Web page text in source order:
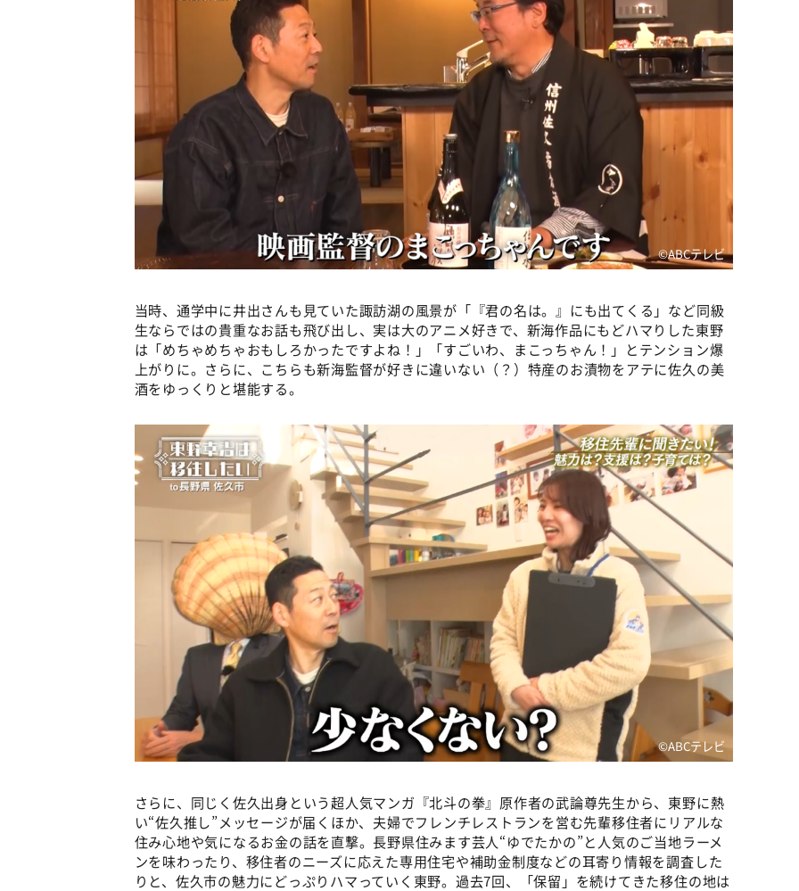
©ABCテレビ
当時、通学中に井出さんも見ていた諏訪湖の風景が「『君の名は。』にも出てくる」など同級
生ならではの貴重なお話も飛び出し、実は大のアニメ好きで、新海作品にもどハマりした東野
は「めちゃめちゃおもしろかったですよね！」「すごいわ、まこっちゃん！」とテンション爆
上がりに。さらに、こちらも新海監督が好きに違いない（？）特産のお漬物をアテに佐久の美
酒をゆっくりと堪能する。
©ABCテレビ
さらに、同じく佐久出身という超人気マンガ『北斗の拳』原作者の武論尊先生から、東野に熱
い“佐久推し”メッセージが届くほか、夫婦でフレンチレストランを営む先輩移住者にリアルな
住み心地や気になるお金の話を直撃。長野県住みます芸人“ゆでたかの”と人気のご当地ラーメ
ンを味わったり、移住者のニーズに応えた専用住宅や補助金制度などの耳寄り情報を調査した
りと、佐久市の魅力にどっぷりハマっていく東野。過去7回、「保留」を続けてきた移住の地は